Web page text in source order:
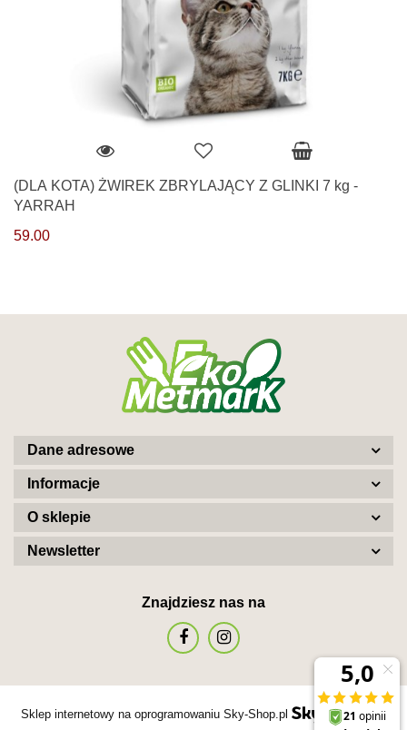
(DLA KOTA) ŻWIREK ZBRYLAJĄCY Z GLINKI 7 kg -
YARRAH
59.00
Dane adresowe
Informacje
O sklepie
Newsletter
Znajdziesz nas na
Sklep internetowy na oprogramowaniu Sky-Shop.pl